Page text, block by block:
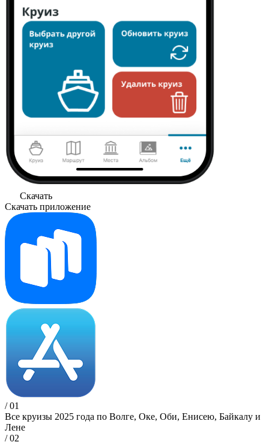
Скачать
Скачать приложение
/ 01
Все круизы 2025 года по Волге, Оке, Оби, Енисею, Байкалу и
Лене
/ 02